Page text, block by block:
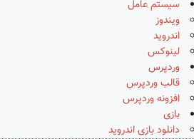
سیستم عامل
ویندوز
اندروید
لینوکس
وردپرس
قالب وردپرس
افزونه وردپرس
بازی
دانلود بازی اندروید